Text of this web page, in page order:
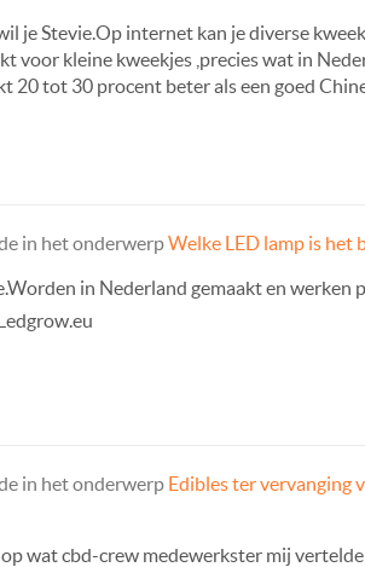
je Stevie.Op internet kan je diverse
voor kleine kweekjes ,precies wat in
20 tot 30 procent beter als een goed
in het onderwerpWelke LED lamp is het
in Nederland gemaakt en werken
in het onderwerp Edibles ter vervanging
wat cbd-crew medewerkster mij